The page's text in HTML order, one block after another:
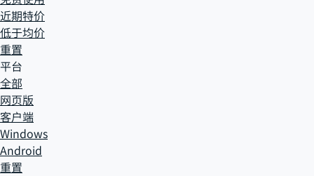
近期特价
低于均价
重置
平台
全部
网页版
客户端
Windows
Android
重置